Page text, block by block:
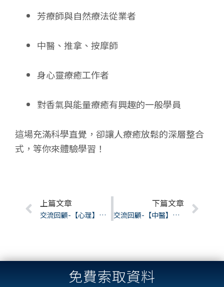
芳療師與自然療法從業者
中醫、推拿、按摩師
身心靈療癒工作者
對香氣與能量療癒有興趣的一般學員
這場充滿科學直覺，卻讓人療癒放鬆的深層整合
式，等你來體驗學習！
Prev
上篇文章
交流回顧-【心理】職涯諮詢實務 × SOP建構 × 履歷技巧提升
下篇文章
交流回顧-【中醫】中醫生理模型之常見疾病分析
免費索取資料